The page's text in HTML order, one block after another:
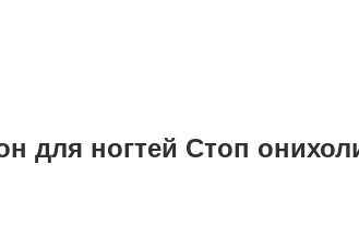
для ногтей Стоп